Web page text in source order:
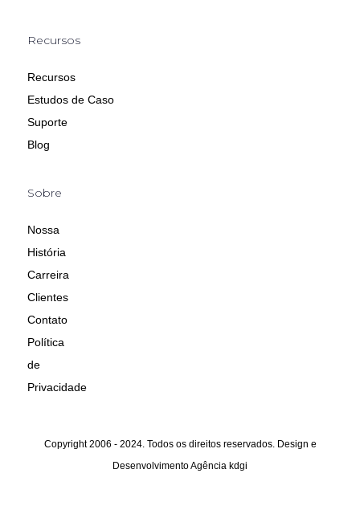
Recursos
Recursos
Estudos de Caso
Suporte
Blog
Sobre
Nossa
História
Carreira
Clientes
Contato
Política
de
Privacidade
Copyright 2006 - 2024. Todos os direitos reservados. Design e
DesenvolvimentoAgência kdgi